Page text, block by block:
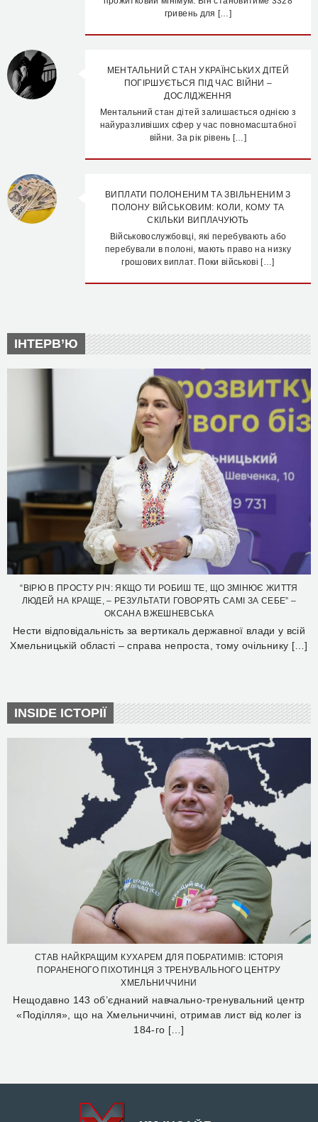
гривень для […]
МЕНТАЛЬНИЙ СТАН УКРАЇНСЬКИХ ДІТЕЙ
ПОГІРШУЄТЬСЯ ПІД ЧАС ВІЙНИ –
ДОСЛІДЖЕННЯ
Ментальний стан дітей залишається однією з
найуразливіших сфер у час повномасштабної
війни. За рік рівень […]
ВИПЛАТИ ПОЛОНЕНИМ ТА ЗВІЛЬНЕНИМ З
ПОЛОНУ ВІЙСЬКОВИМ: КОЛИ, КОМУ ТА
СКІЛЬКИ ВИПЛАЧУЮТЬ
Військовослужбовці, які перебувають або
перебували в полоні, мають право на низку
грошових виплат. Поки військові […]
ІНТЕРВ’Ю
“ВІРЮ В ПРОСТУ РІЧ: ЯКЩО ТИ РОБИШ ТЕ, ЩО ЗМІНЮЄ ЖИТТЯ
ЛЮДЕЙ НА КРАЩЕ, – РЕЗУЛЬТАТИ ГОВОРЯТЬ САМІ ЗА СЕБЕ” –
ОКСАНА ВЖЕШНЕВСЬКА
Нести відповідальність за вертикаль державної влади у всій
Хмельницькій області – справа непроста, тому очільнику […]
INSIDE ІСТОРІЇ
СТАВ НАЙКРАЩИМ КУХАРЕМ ДЛЯ ПОБРАТИМІВ: ІСТОРІЯ
ПОРАНЕНОГО ПІХОТИНЦЯ З ТРЕНУВАЛЬНОГО ЦЕНТРУ
ХМЕЛЬНИЧЧИНИ
Нещодавно 143 об’єднаний навчально-тренувальний центр
«Поділля», що на Хмельниччині, отримав лист від колег із
184-го […]